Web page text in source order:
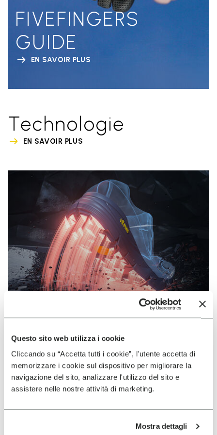
Questo sito web utilizza i cookie
Cliccando su “Accetta tutti i cookie”, l'utente accetta di
memorizzare i cookie sul dispositivo per migliorare la
navigazione del sito, analizzare l'utilizzo del sito e
assistere nelle nostre attività di marketing.
Mostra dettagli
FIVEFINGERS
GUIDE
EN SAVOIR PLUS
Technologie
EN SAVOIR PLUS
VIBRAM
MEGAGRIP
EN SAVOIR PLUS
Vibram Megagrip est un composé de gomme hautes